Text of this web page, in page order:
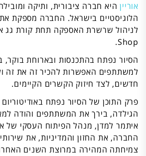
אורייןהיא חברה ציבורית, ותיקה
הלוגיסטיים בישראל. החברה מספקת
Shop.
הסיור נפתח בהתכנסות ובארוחת בוקר,
למשתתפים האפשרות להכיר זה את זה
חדשים, לצד חיזוק הקשרים הקיימים.
פרק התוכן של הסיור נפתח
הגילדה, בירך את המשתתפים והודה
איתמר למדן, מנהל הפיתוח העסקי של
החברה, את החזון והמדיניות, את
צמיחתה המהירה במרוצת השנים